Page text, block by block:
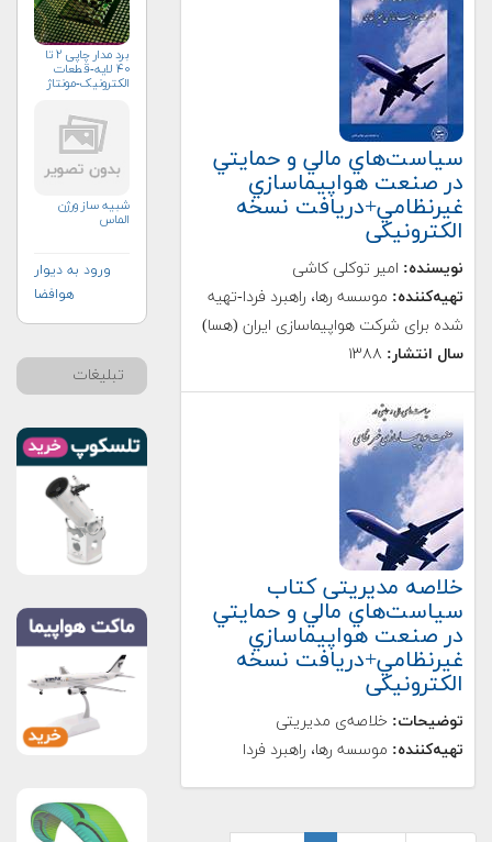
سياست‌هاي مالي و حمايتي
در صنعت هواپيماسازي
غيرنظامي+دریافت نسخه‌
الکترونیکی
نویسنده: امیر توکلی کاشی
تهیه‌کننده: موسسه رها، راهبرد فردا-تهیه
شده برای شرکت هواپیماسازی ایران (هسا)
سال انتشار:
خلاصه مدیریتی کتاب
سياست‌هاي مالي و حمايتي
در صنعت هواپيماسازي
غيرنظامي+دریافت نسخه‌
الکترونیکی
توضیحات: خلاصه‌ی مدیریتی
تهیه‌کننده: موسسه رها، راهبرد فردا
برد مدار چاپی ۲ تا
۴۰ لایه-قطعات
الکترونیک-مونتاژ
شبیه ساز ورژن
الماس
ورود به دیوار
هوافضا
تبلیغات